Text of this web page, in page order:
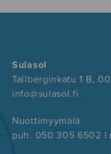
Sulasol
Tallberginkatu 1 B,
info@sulasol.fi
Nuottimyymälä
puh. 050 305 6502 |